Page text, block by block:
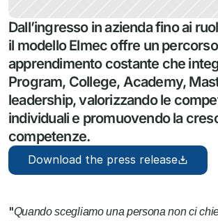
Dall’ingresso in azienda fino ai
il modello Elmec offre un
apprendimento costante che
Program, College, Academy,
leadership, valorizzando le
individuali e promuovendo la
competenze.
Download the press release
"Quando scegliamo una persona non ci